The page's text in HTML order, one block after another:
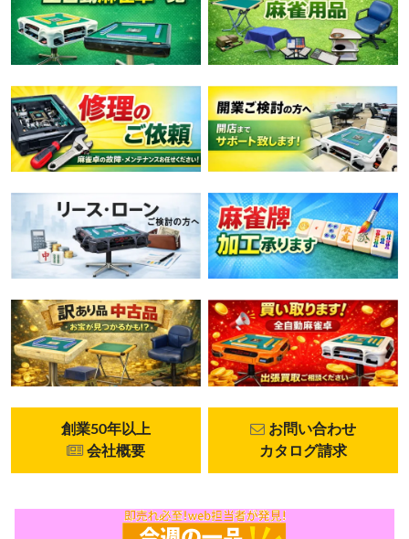
創業50年以上
会社概要
お問い合わせ
カタログ請求